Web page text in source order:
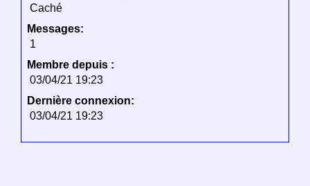
Caché
Messages:
1
Membre depuis :
03/04/21 19:23
Dernière connexion:
03/04/21 19:23